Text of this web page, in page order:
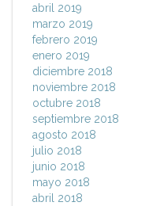
abril 2019
marzo 2019
febrero 2019
enero 2019
diciembre 2018
noviembre 2018
octubre 2018
septiembre 2018
agosto 2018
julio 2018
junio 2018
mayo 2018
abril 2018